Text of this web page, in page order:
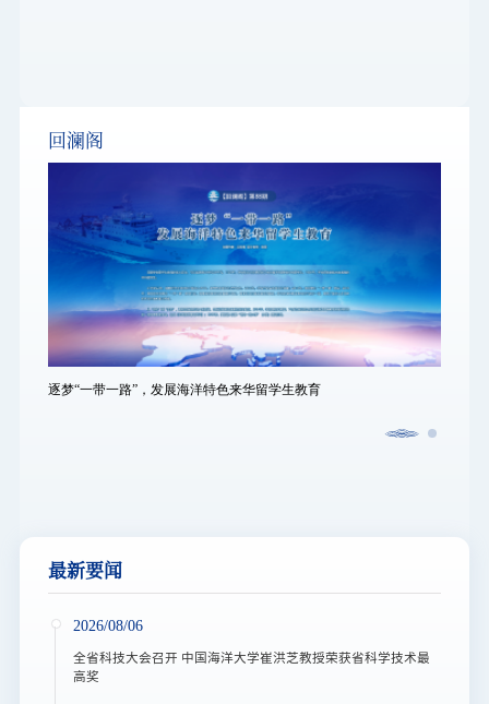
回澜阁
逐梦“一带一路”，发展海洋特色来华留学生教育
最新要闻
2026/08/06
全省科技大会召开 中国海洋大学崔洪芝教授荣获省科学技术最
高奖